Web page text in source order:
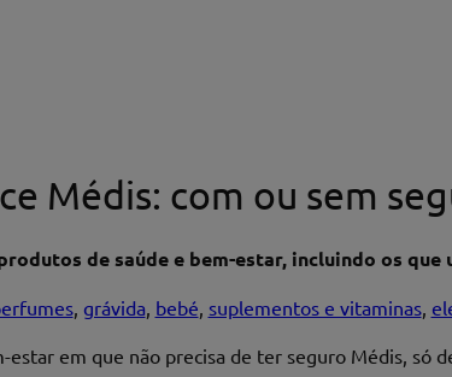
Médis: com ou sem
de saúde e bem-estar, incluindo os que
, grávida, bebé, suplementos e vitaminas,
estar em que não precisa de ter seguro Médis, só